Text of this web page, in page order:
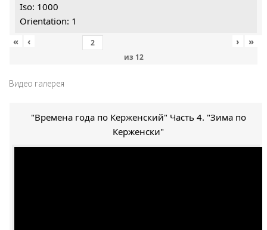
Iso: 1000
Orientation: 1
«
‹
из 12
› »
Видео галерея
"Времена года по Керженский" Часть 4. "Зима по
Керженски"